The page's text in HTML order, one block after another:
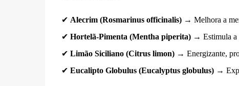
✔ Alecrim (Rosmarinus officinalis)→ Melhora a
✔ Hortelã-Pimenta (Mentha piperita)→ Estimula a
✔ Limão Siciliano (Citrus limon)→ Energizante,
✔ Eucalipto Globulus (Eucalyptus globulus)→